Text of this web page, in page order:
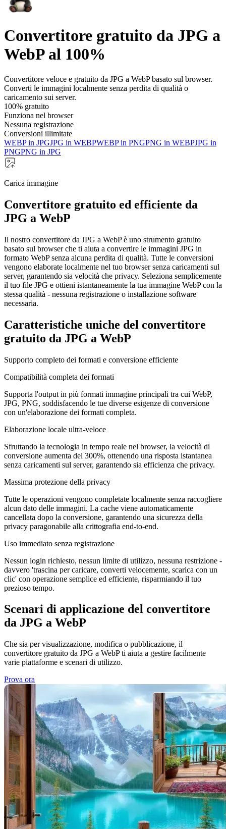
Convertitore gratuito da JPG a
WebP al 100%
Convertitore veloce e gratuito da JPG a WebP basato sul browser.
Converti le immagini localmente senza perdita di qualità o
caricamento sui server.
100% gratuito
Funziona nel browser
Nessuna registrazione
Conversioni illimitate
WEBP in JPGJPG in WEBPWEBP in PNGPNG in WEBPJPG in
PNGPNG in JPG
Carica immagine
Convertitore gratuito ed efficiente da
JPG a WebP
Il nostro convertitore da JPG a WebP è uno strumento gratuito
basato sul browser che ti aiuta a convertire le immagini JPG in
formato WebP senza alcuna perdita di qualità. Tutte le conversioni
vengono elaborate localmente nel tuo browser senza caricamenti sul
server, garantendo sia velocità che privacy. Seleziona semplicemente
il tuo file JPG e ottieni istantaneamente la tua immagine WebP con la
stessa qualità - nessuna registrazione o installazione software
necessaria.
Caratteristiche uniche del convertitore
gratuito da JPG a WebP
Supporto completo dei formati e conversione efficiente
Compatibilità completa dei formati
Supporta l'output in più formati immagine principali tra cui WebP,
JPG, PNG, soddisfacendo le tue diverse esigenze di conversione
con un'elaborazione dei formati completa.
Elaborazione locale ultra-veloce
Sfruttando la tecnologia in tempo reale nel browser, la velocità di
conversione aumenta del 300%, ottenendo una risposta istantanea
senza caricamenti sul server, garantendo sia efficienza che privacy.
Massima protezione della privacy
Tutte le operazioni vengono completate localmente senza raccogliere
alcun dato delle immagini. La cache viene automaticamente
cancellata dopo la conversione, garantendo una sicurezza della
privacy paragonabile alla crittografia end-to-end.
Uso immediato senza registrazione
Nessun login richiesto, nessun limite di utilizzo, nessuna restrizione -
davvero 'trascina per caricare, converti velocemente, scarica con un
clic' con operazione semplice ed efficiente, risparmiando il tuo
prezioso tempo.
Scenari di applicazione del convertitore
da JPG a WebP
Che sia per visualizzazione, modifica o pubblicazione, il
convertitore gratuito da JPG a WebP ti aiuta a gestire facilmente
varie piattaforme e scenari di utilizzo.
Prova ora